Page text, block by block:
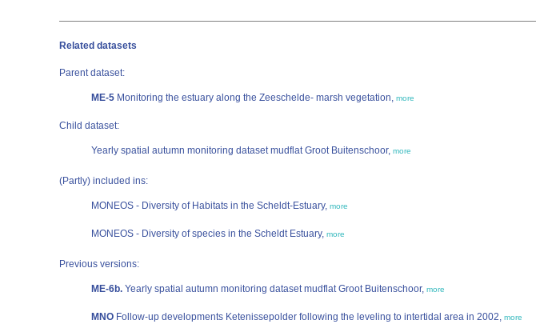
Related datasets
Parent dataset:
ME-5 Monitoring the estuary along the Zeeschelde- marsh vegetation, more
Child dataset:
Yearly spatial autumn monitoring dataset mudflat Groot Buitenschoor, more
(Partly) included ins:
MONEOS - Diversity of Habitats in the Scheldt-Estuary, more
MONEOS - Diversity of species in the Scheldt Estuary, more
Previous versions:
ME-6b. Yearly spatial autumn monitoring dataset mudflat Groot Buitenschoor, more
MNO Follow-up developments Ketenissepolder following the leveling to intertidal area in 2002, more